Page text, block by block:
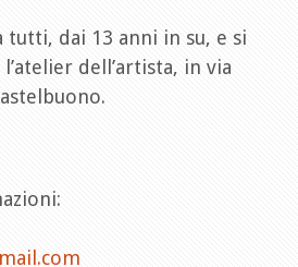
dai 13 anni in su, e si
dell’artista, in via